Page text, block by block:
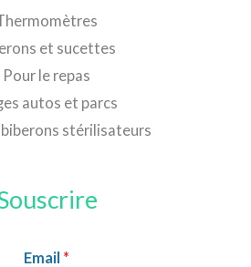
et sucettes
Pour le repas
autos et parcs
stérilisateurs
Email *